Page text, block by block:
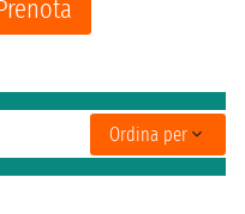
Ordina per